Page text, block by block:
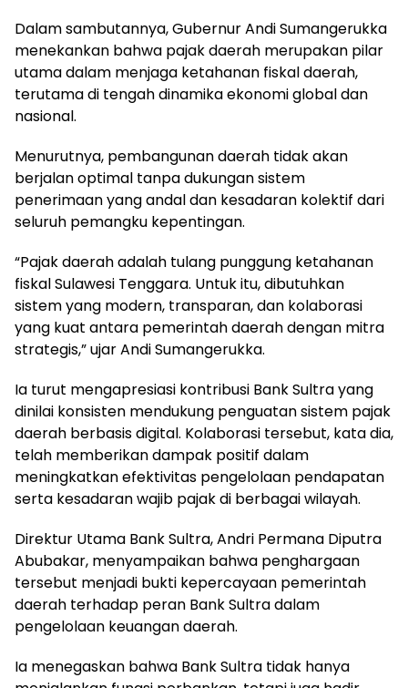
Dalam sambutannya, Gubernur Andi Sumangerukka
menekankan bahwa pajak daerah merupakan pilar
utama dalam menjaga ketahanan fiskal daerah,
terutama di tengah dinamika ekonomi global dan
nasional.
Menurutnya, pembangunan daerah tidak akan
berjalan optimal tanpa dukungan sistem
penerimaan yang andal dan kesadaran kolektif dari
seluruh pemangku kepentingan.
“Pajak daerah adalah tulang punggung ketahanan
fiskal Sulawesi Tenggara. Untuk itu, dibutuhkan
sistem yang modern, transparan, dan kolaborasi
yang kuat antara pemerintah daerah dengan mitra
strategis,” ujar Andi Sumangerukka.
Ia turut mengapresiasi kontribusi Bank Sultra yang
dinilai konsisten mendukung penguatan sistem pajak
daerah berbasis digital. Kolaborasi tersebut, kata dia,
telah memberikan dampak positif dalam
meningkatkan efektivitas pengelolaan pendapatan
serta kesadaran wajib pajak di berbagai wilayah.
Direktur Utama Bank Sultra, Andri Permana Diputra
Abubakar, menyampaikan bahwa penghargaan
tersebut menjadi bukti kepercayaan pemerintah
daerah terhadap peran Bank Sultra dalam
pengelolaan keuangan daerah.
Ia menegaskan bahwa Bank Sultra tidak hanya